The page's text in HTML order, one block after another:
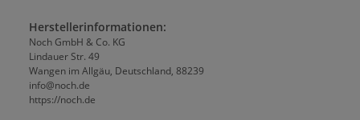
Herstellerinformationen:
Noch GmbH & Co. KG
Lindauer Str. 49
Wangen im Allgäu, Deutschland, 88239
info@noch.de
https://noch.de